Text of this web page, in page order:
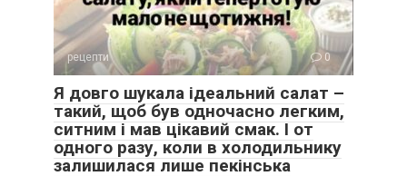
рецепти 0
Я довго шукала ідеальний салат –
такий, щоб був одночасно легким,
ситним і мав цікавий смак. І от
одного разу, коли в холодильнику
залишилася лише пекінська